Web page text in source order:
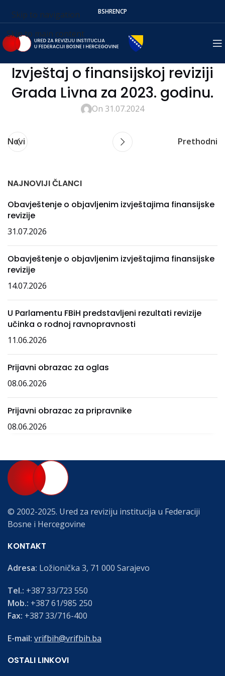
Skip to navigation
Skip to main content
BSHRENСР
Izvještaj o finansijskoj reviziji
Grada Livna za 2023. godinu.
On 31.07.2024
Novi Prethodni
NAJNOVIJI ČLANCI
Obavještenje o objavljenim izvještajima finansijske
revizije
31.07.2026
Obavještenje o objavljenim izvještajima finansijske
revizije
14.07.2026
U Parlamentu FBiH predstavljeni rezultati revizije
učinka o rodnoj ravnopravnosti
11.06.2026
Prijavni obrazac za oglas
08.06.2026
Prijavni obrazac za pripravnike
08.06.2026
© 2002-2025. Ured za reviziju institucija u Federaciji
Bosne i Hercegovine
KONTAKT
Adresa: Ložionička 3, 71 000 Sarajevo
Tel.: +387 33/723 550
Mob.: +387 61/985 250
Fax: +387 33/716-400
E-mail: vrifbih@vrifbih.ba
OSTALI LINKOVI